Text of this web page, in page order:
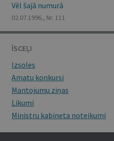
Vēl šajā numurā
02.07.1996., Nr. 111
ĪSCEĻI
Izsoles
Amatu konkursi
Mantojumu ziņas
Likumi
Ministru kabineta noteikumi